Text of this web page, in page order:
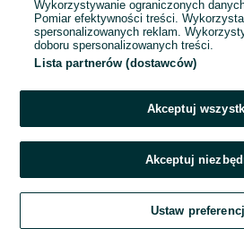
Wykorzystywanie ograniczonych
Pomiar efektywności treści.
spersonalizowanych reklam.
doboru spersonalizowanych treści.
Lista partnerów (dostawców)
Akceptuj
Akceptuj
Ustaw